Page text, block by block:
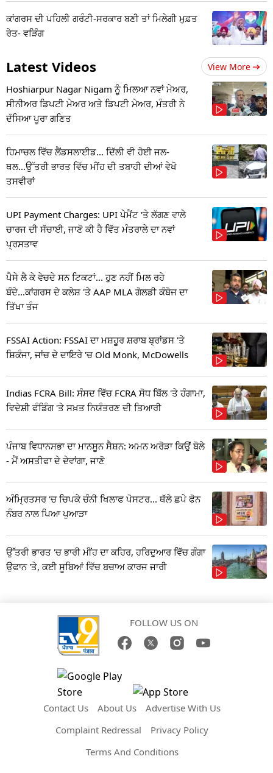
ਕਾਂਗਰਸ ਦੀ ਪਹਿਲੀ ਗਰੰਟੀ-ਸਰਕਾਰ ਬਣੀ ਤਾਂ ਮਿਲੇਗੀ ਮੁਫ਼ਤ
ਰੇਤ- ਵੜਿੰਗ
Latest Videos View More
Hoshiarpur Nagar Nigam ਨੂੰ ਮਿਲਆ ਨਵਾਂ ਮੇਅਰ,
ਸੀਨੀਅਰ ਡਿਪਟੀ ਮੇਅਰ ਅਤੇ ਡਿਪਟੀ ਮੇਅਰ, ਮੰਤਰੀ ਨੇ
ਦੱਸਿਆ ਪੂਰਾ ਗਣਿਤ
ਹਿਮਾਚਲ ਵਿੱਚ ਲੈਂਡਸਲਾਈਡ... ਦਿੱਲੀ ਵੀ ਹੋਈ ਜਲ-
ਥਲ...ਉੱਤਰੀ ਭਾਰਤ ਵਿੱਚ ਮੀਂਹ ਦੀ ਤਬਾਹੀ ਦੀਆਂ ਵੇਖੋ
ਤਸਵੀਰਾਂ
UPI Payment Charges: UPI ਪੇਮੈਂਟ 'ਤੇ ਲੱਗਣ ਵਾਲੇ
ਚਾਰਜ ਦੀ ਸੱਚਾਈ, ਜਾਣੋ ਕੀ ਹੈ ਵਿੱਤ ਮੰਤਰਾਲੇ ਦਾ ਨਵਾਂ
ਪ੍ਰਸਤਾਵ
ਪੈਸੇ ਲੈ ਕੇ ਵੇਚਦੇ ਸਨ ਟਿਕਟਾਂ... ਹੁਣ ਨਹੀਂ ਮਿਲ ਰਹੇ
ਬੰਦੇ...ਕਾਂਗਰਸ ਦੇ ਕਲੇਸ਼ 'ਤੇ AAP MLA ਗੋਲਡੀ ਕੰਬੋਜ ਦਾ
ਤਿੱਖਾ ਤੰਜ
FSSAI Action: FSSAI ਦਾ ਮਸ਼ਹੂਰ ਸ਼ਰਾਬ ਬ੍ਰਾਂਡਸ 'ਤੇ
ਸ਼ਿਕੰਜਾ, ਜਾਂਚ ਦੇ ਦਾਇਰੇ 'ਚ Old Monk, McDowells
Indias FCRA Bill: ਸੰਸਦ ਵਿੱਚ FCRA ਸੋਧ ਬਿੱਲ 'ਤੇ ਹੰਗਾਮਾ,
ਵਿਦੇਸ਼ੀ ਫੰਡਿੰਗ 'ਤੇ ਸਖ਼ਤ ਨਿਯੰਤਰਣ ਦੀ ਤਿਆਰੀ
ਪੰਜਾਬ ਵਿਧਾਨਸਭਾ ਦਾ ਮਾਨਸੂਨ ਸੈਸ਼ਨ: ਅਮਨ ਅਰੋੜਾ ਕਿਉਂ ਬੋਲੇ
- ਮੈਂ ਅਸਤੀਫਾ ਦੇ ਦੇਵਾਂਗਾ, ਜਾਣੋ
ਅੰਮ੍ਰਿਤਸਰ 'ਚ ਚਿਪਕੇ ਚੰਨੀ ਖਿਲਾਫ ਪੋਸਟਰ... ਥੱਲੇ ਛਪੇ ਫੋਨ
ਨੰਬਰ ਨਾਲ ਪਿਆ ਪੁਆੜਾ
ਉੱਤਰੀ ਭਾਰਤ 'ਚ ਭਾਰੀ ਮੀਂਹ ਦਾ ਕਹਿਰ, ਹਰਿਦੁਆਰ ਵਿੱਚ ਗੰਗਾ
ਉਫਾਨ 'ਤੇ, ਕਈ ਸੂਬਿਆਂ ਵਿੱਚ ਬਚਾਅ ਕਾਰਜ ਜਾਰੀ
FOLLOW US ON
Contact Us About Us
Advertise With Us
Complaint Redressal
Privacy Policy
Terms And Conditions